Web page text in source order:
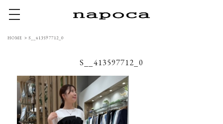
toggle navigation
HOME >S__413597712_0
S__413597712_0